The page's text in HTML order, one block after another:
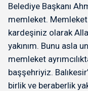
Belediye Başkanı
memleket.
kardeşiniz olarak
yakınım. Bunu asla
memleket
başşehriyiz.
birlik ve beraberlik